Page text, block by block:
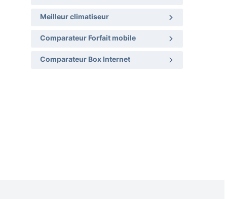
Meilleur climatiseur
Comparateur Forfait mobile
Comparateur Box Internet